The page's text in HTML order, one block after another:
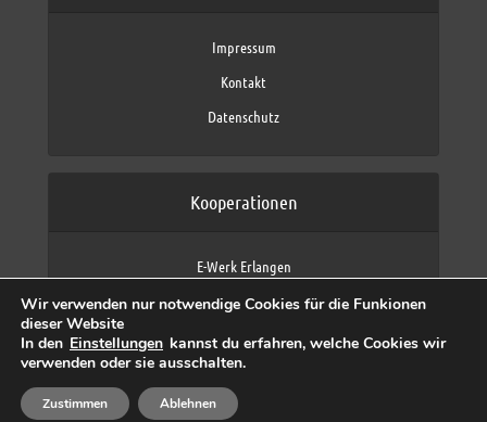
Impressum
Kontakt
Datenschutz
Kooperationen
E-Werk Erlangen
Fraunhofer IIS
max neo (AFK max)
Copyright © 2026 by funklust, FAU
Wir verwenden nur notwendige Cookies für die Funkionen
dieser Website
In den Einstellungen kannst du erfahren, welche Cookies wir
verwenden oder sie ausschalten.
Zustimmen Ablehnen